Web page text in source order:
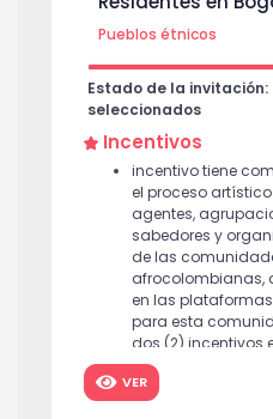
Pueblos étnicos
Estado de la
seleccionados
Incentivos
incentivo tiene
el proceso
agentes,
sabedores y
de las
afrocolombianas,
en las
para esta
dos (2) incentivos
uno por un valor de
MILLONES DE
$ 48,000,000
VER